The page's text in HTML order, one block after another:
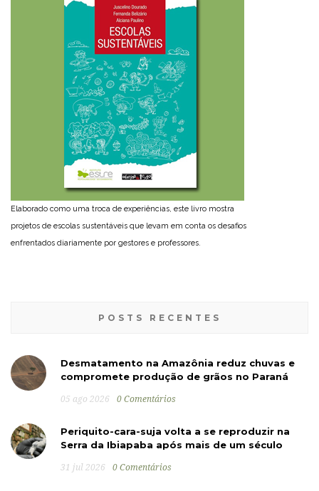
Elaborado como uma troca de experiências, este livro mostra
projetos de escolas sustentáveis que levam em conta os desafios
enfrentados diariamente por gestores e professores.
POSTS RECENTES
Desmatamento na Amazônia reduz chuvas e
compromete produção de grãos no Paraná
05 ago 2026 0 Comentários
Periquito-cara-suja volta a se reproduzir na
Serra da Ibiapaba após mais de um século
31 jul 2026 0 Comentários